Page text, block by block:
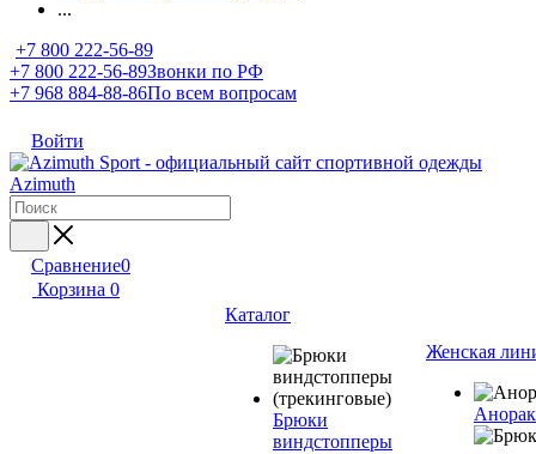
...
+7 800 222-56-89
+7 800 222-56-89Звонки по РФ
+7 968 884-88-86По всем вопросам
Войти
Сравнение0
Корзина 0
Каталог
Брюки
виндстопперы
Женская